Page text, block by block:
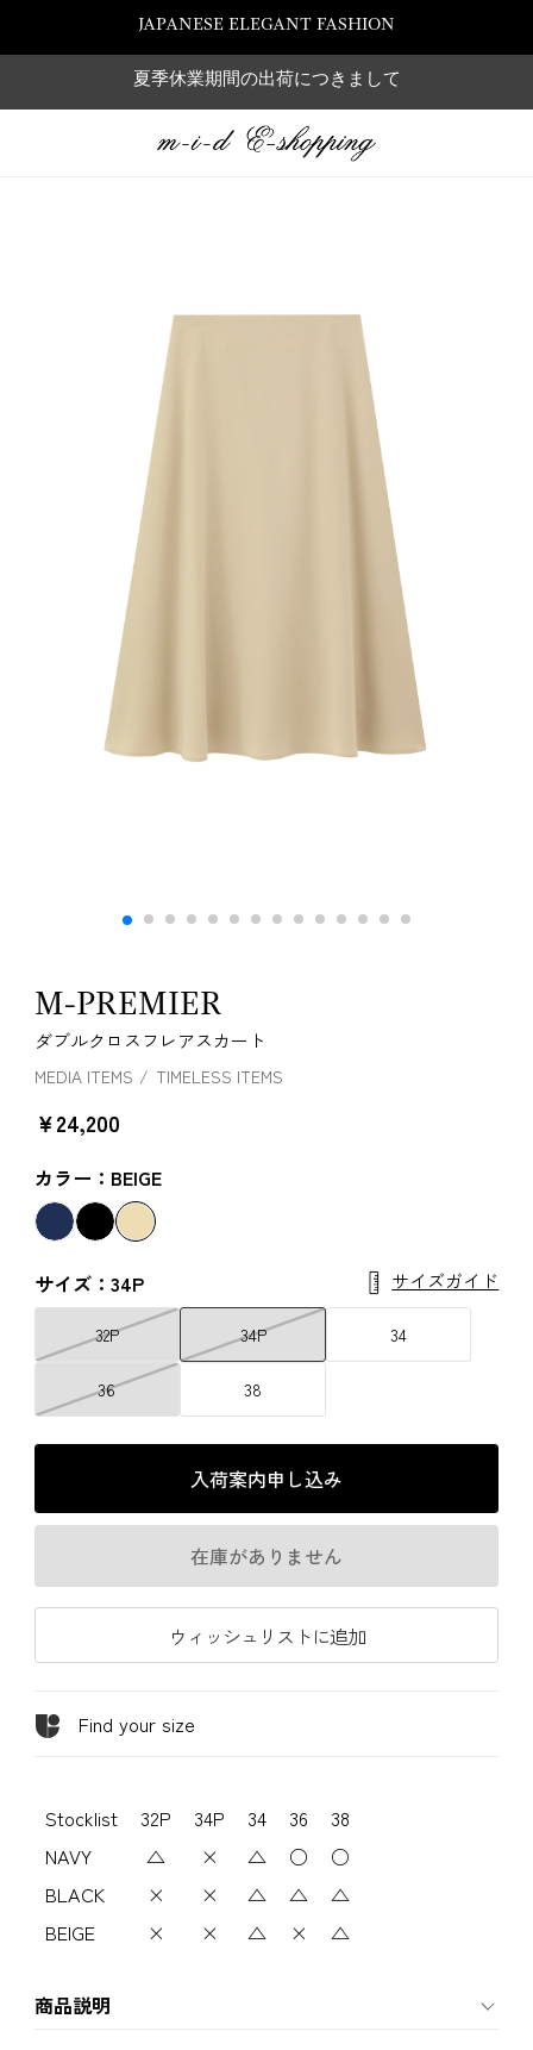
JAPANESE ELEGANT FASHION
夏季休業期間の出荷につきまして
M-PREMIER
ダブルクロスフレアスカート
MEDIA ITEMS TIMELESS ITEMS
￥24,200
カラー：BEIGE
サイズ：34P サイズガイド
32P 34P 34
36 38
入荷案内申し込み
在庫がありません
ウィッシュリストに追加
Find your size
Stocklist 32P 34P 34 36
38
NAVY
△ × △ ○
○
BLACK
× × △ △
△
BEIGE
× × △ × △
商品説明